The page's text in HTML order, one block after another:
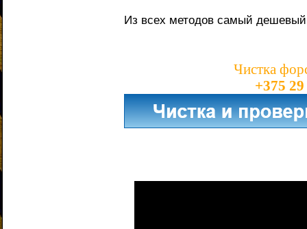
Из всех методов самый
Чистка
+375